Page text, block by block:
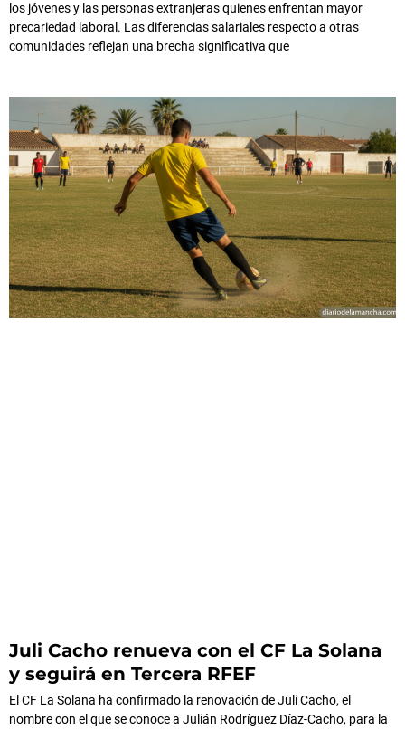
los jóvenes y las personas extranjeras quienes enfrentan mayor
precariedad laboral. Las diferencias salariales respecto a otras
comunidades reflejan una brecha significativa que
Juli Cacho renueva con el CF La Solana
y seguirá en Tercera RFEF
El CF La Solana ha confirmado la renovación de Juli Cacho, el
nombre con el que se conoce a Julián Rodríguez Díaz-Cacho, para la